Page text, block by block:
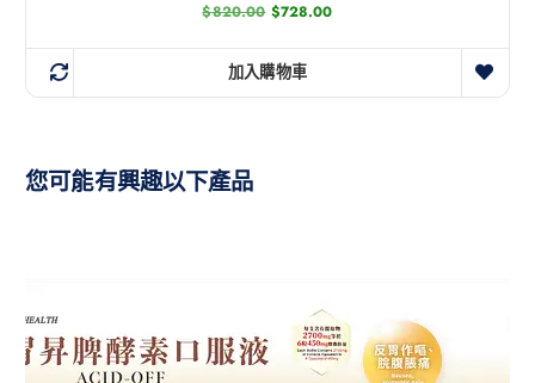
$820.00 $728.00
加入購物車
您可能有興趣以下產品